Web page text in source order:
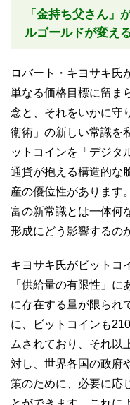
「金持ち父さん」
ルゴールドが変え
ロバート・キヨサキ氏
単なる価格目標に留ま
念と、それをいかに守
衛術」の新しい常識を
ットコインを「デジタ
通貨が抱える構造的な
産の優位性があります
富の新常識とは一体何
形成にどう影響するの
キヨサキ氏がビットコ
「供給量の有限性」
に存在する量が限られ
に、ビットコインも
ムされており、それ以
対し、世界各国の政府
策のために、必要に応